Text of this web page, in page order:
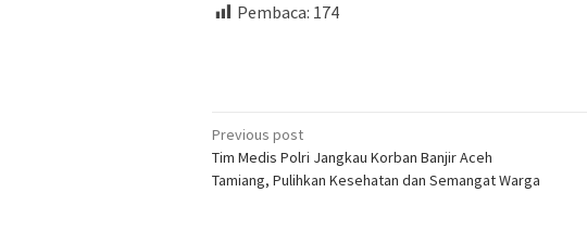
Pembaca: 174
Post
navigation
Previous post
Tim Medis Polri Jangkau Korban Banjir Aceh
Tamiang, Pulihkan Kesehatan dan Semangat Warga